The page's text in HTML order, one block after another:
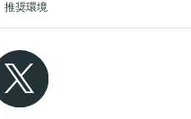
推奨環境